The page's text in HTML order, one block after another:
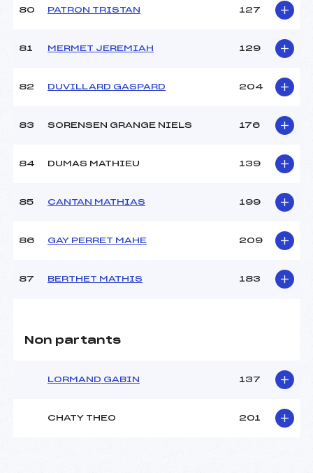
80 PATRON TRISTAN 127
81 MERMET JEREMIAH 129
82 DUVILLARD GASPARD 204
83 SORENSEN GRANGE NIELS 176
84 DUMAS MATHIEU 139
85 CANTAN MATHIAS 199
86 GAY PERRET MAHE 209
87 BERTHET MATHIS 183
Non partants
LORMAND GABIN 137
CHATY THEO 201